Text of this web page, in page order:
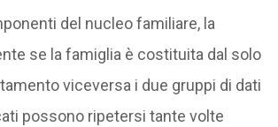
del nucleo familiare, la
se la famiglia è costituita dal solo
viceversa i due gruppi di dati
possono ripetersi tante volte